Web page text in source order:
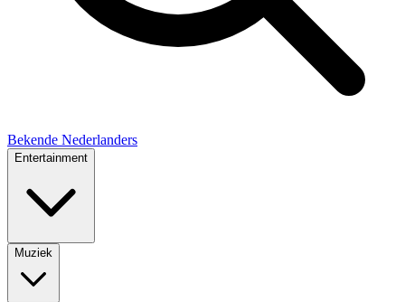
Bekende Nederlanders
Entertainment
Muziek